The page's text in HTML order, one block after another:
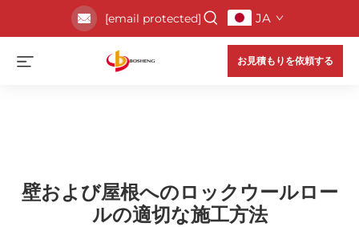
[email protected] JA
お見積もりを依頼する
壁および屋根へのロックウールロー
ルの適切な施工方法